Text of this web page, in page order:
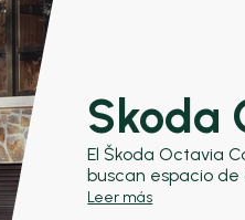
Skoda
El Škoda Octavia
buscan espacio
Compite con
Leer más